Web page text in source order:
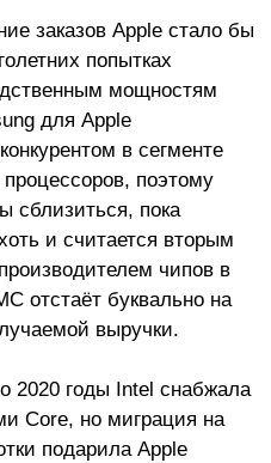
заказов Apple стало бы
попытках
мощностям
для Apple
в сегменте
поэтому
сблизиться, пока
и считается вторым
чипов в
отстаёт буквально на
выручки.
2020 годы Intel снабжала
Core, но миграция на
подарила Apple